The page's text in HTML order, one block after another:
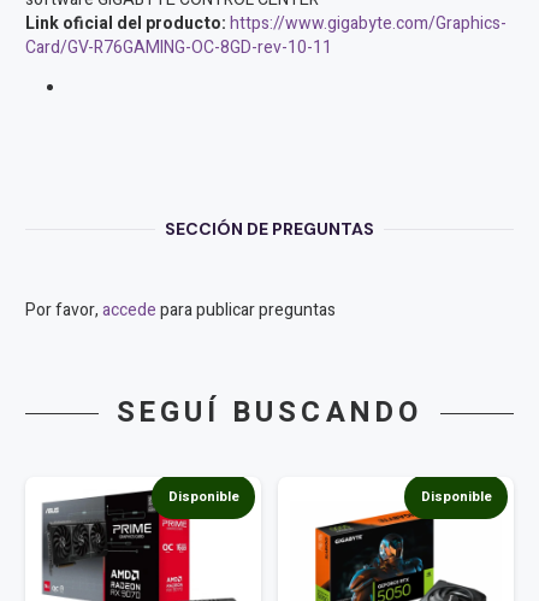
Link oficial del producto:https://www.gigabyte.com/Graphics-
Card/GV-R76GAMING-OC-8GD-rev-10-11
SECCIÓN DE PREGUNTAS
Por favor,accedepara publicar preguntas
SEGUÍ BUSCANDO
Disponible Disponible